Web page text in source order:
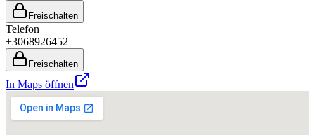
Freischalten
Telefon
+3068926452
Freischalten
In Maps öffnen